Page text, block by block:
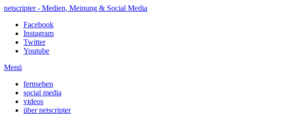
netscripter - Medien, Meinung & Social Media
Facebook
Instagram
Twitter
Youtube
Menü
fernsehen
social media
videos
über netscripter